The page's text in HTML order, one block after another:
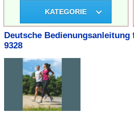
KATEGORIE
Deutsche Bedienungsanleitung
9328